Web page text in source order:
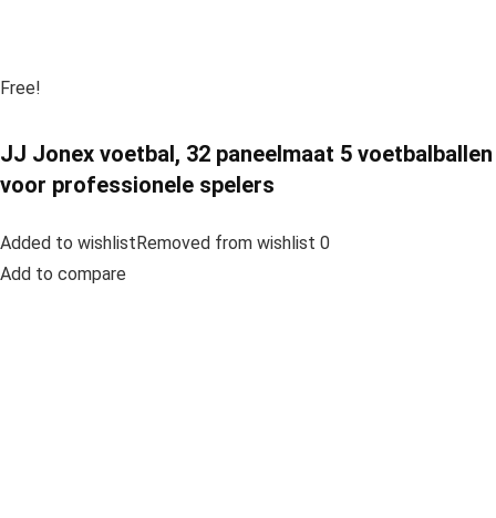
Free!
JJ Jonex voetbal, 32 paneelmaat 5 voetbalballen
voor professionele spelers
Added to wishlistRemoved from wishlist 0
Add to compare